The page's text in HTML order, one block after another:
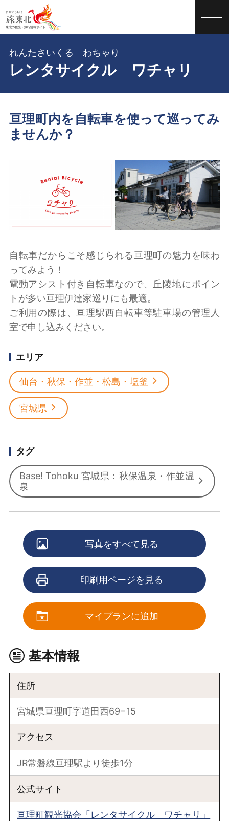
レンタサイクル ワチャリ
れんたさいくる わちゃり
亘理町内を自転車を使って巡ってみ
ませんか？
自転車だからこそ感じられる亘理町の魅力を味わ
ってみよう！
電動アシスト付き自転車なので、丘陵地にポイン
トが多い亘理伊達家巡りにも最適。
ご利用の際は、亘理駅西自転車等駐車場の管理人
室で申し込みください。
エリア
仙台・秋保・作並・松島・塩釜
宮城県
タグ
Base! Tohoku 宮城県：秋保温泉・作並温
泉
写真をすべて見る
印刷用ページを見る
マイプランに追加
基本情報
住所
宮城県亘理町字道田西69−15
アクセス
JR常磐線亘理駅より徒歩1分
公式サイト
亘理町観光協会「レンタサイクル ワチャリ」